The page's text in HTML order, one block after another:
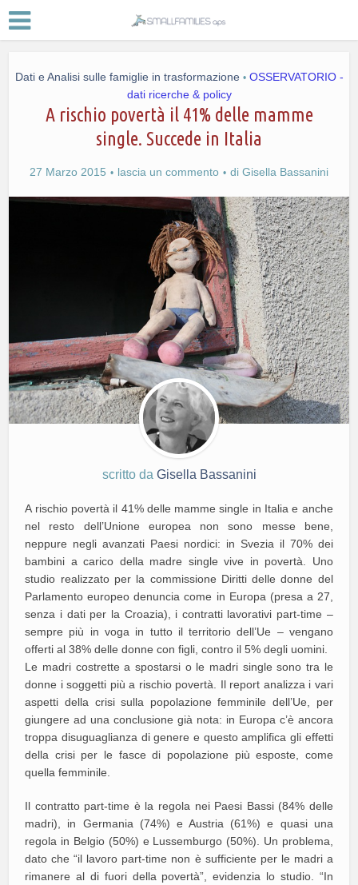
Dati e Analisi sulle famiglie in trasformazione • OSSERVATORIO -
dati ricerche & policy
A rischio povertà il 41% delle mamme
single. Succede in Italia
27 Marzo 2015 lascia un commento di Gisella Bassanini
scritto da Gisella Bassanini
A rischio povertà il 41% delle mamme single in Italia e anche
nel resto dell’Unione europea non sono messe bene,
neppure negli avanzati Paesi nordici: in Svezia il 70% dei
bambini a carico della madre single vive in povertà. Uno
studio realizzato per la commissione Diritti delle donne del
Parlamento europeo denuncia come in Europa (presa a 27,
senza i dati per la Croazia), i contratti lavorativi part-time –
sempre più in voga in tutto il territorio dell’Ue – vengano
offerti al 38% delle donne con figli, contro il 5% degli uomini.
Le madri costrette a spostarsi o le madri single sono tra le
donne i soggetti più a rischio povertà. Il report analizza i vari
aspetti della crisi sulla popolazione femminile dell’Ue, per
giungere ad una conclusione già nota: in Europa c’è ancora
troppa disuguaglianza di genere e questo amplifica gli effetti
della crisi per le fasce di popolazione più esposte, come
quella femminile.
Il contratto part-time è la regola nei Paesi Bassi (84% delle
madri), in Germania (74%) e Austria (61%) e quasi una
regola in Belgio (50%) e Lussemburgo (50%). Un problema,
dato che “il lavoro part-time non è sufficiente per le madri a
rimanere al di fuori della povertà”, evidenzia lo studio. “In